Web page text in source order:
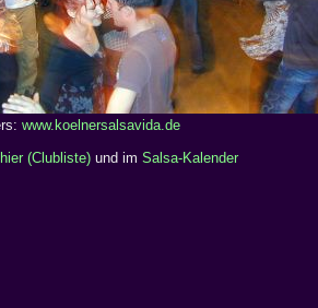
www.koelnersalsavida.de
(Clubliste) und im Salsa-Kalender